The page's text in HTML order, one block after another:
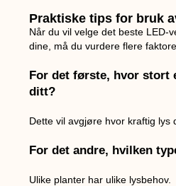
Praktiske tips for bruk
Når du vil velge det beste LED-
dine, må du vurdere flere
For det første, hvor stort
ditt?
Dette vil avgjøre hvor kraftig lys
For det andre, hvilken
Ulike planter har ulike lysbehov.